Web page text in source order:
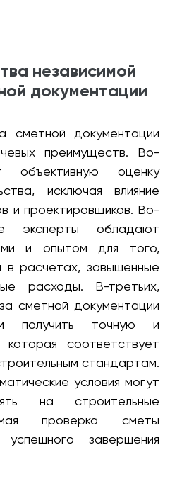
независимой
документации
сметной документации
преимуществ. Во-
оценку
исключая влияние
и проектировщиков. Во-
эксперты обладают
и опытом для того,
в расчетах, завышенные
расходы. В-третьих,
сметной документации
получить точную и
соответствует
стандартам.
условия могут
на строительные
проверка сметы
завершения